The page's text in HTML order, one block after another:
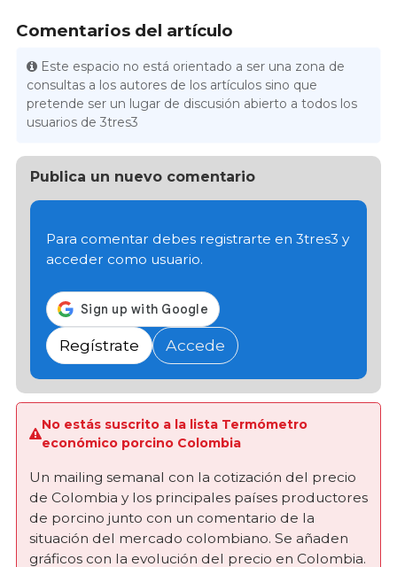
Comentarios del artículo
Este espacio no está orientado a ser una zona de
consultas a los autores de los artículos sino que
pretende ser un lugar de discusión abierto a todos los
usuarios de 3tres3
Publica un nuevo comentario
Para comentar debes registrarte en 3tres3 y
acceder como usuario.
Regístrate Accede
No estás suscrito a la lista Termómetro
económico porcino Colombia
Un mailing semanal con la cotización del precio
de Colombia y los principales países productores
de porcino junto con un comentario de la
situación del mercado colombiano. Se añaden
gráficos con la evolución del precio en Colombia.